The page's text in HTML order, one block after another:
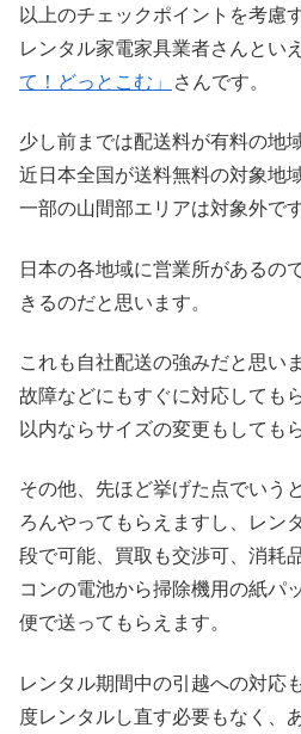
以上のチェックポイントを考慮
レンタル家電家具業者さんとい
て！どっとこむ」
さんです。
少し前までは配送料が有料の地
近日本全国が送料無料の対象地
一部の山間部エリアは対象外で
日本の各地域に営業所があるの
きるのだと思います。
これも自社配送の強みだと思い
故障などにもすぐに対応しても
以内ならサイズの変更もしても
その他、先ほど挙げた点でいう
ろんやってもらえますし、レン
段で可能、買取も交渉可、消耗
コンの電池から掃除機用の紙パ
便で送ってもらえます。
レンタル期間中の引越への対応
度レンタルし直す必要もなく、